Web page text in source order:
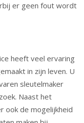
er geen fout wordt
heeft veel ervaring
in zijn leven. U
sleutelmaker
Naast het
ook de mogelijkheid